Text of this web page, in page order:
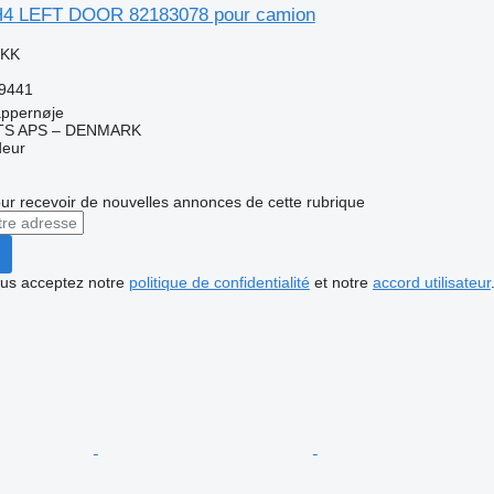
LEFT DOOR 82183078 pour camion
APS – DENMARK
recevoir de nouvelles annonces de cette rubrique
acceptez notre politique de confidentialitéet notre accord utilisateur.